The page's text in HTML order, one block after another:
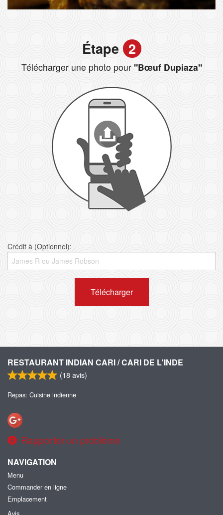
Étape 2
Télécharger une photo pour"Bœuf Dupiaza"
Crédit à (Optionnel):
Télécharger
RESTAURANT INDIAN CARI / CARI DE L'INDE
(18avis)
Repas: Cuisine indienne
Rapporter un problème
NAVIGATION
Menu
Commander en ligne
Emplacement